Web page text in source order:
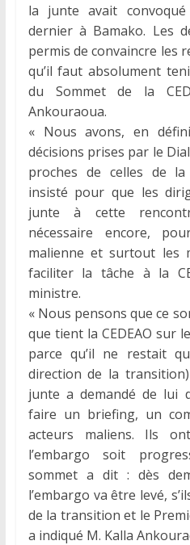
la junte avait
dernier à Bamako. Les
permis de convaincre les
qu’il faut absolument
du Sommet de la
Ankouraoua.
« Nous avons, en
décisions prises par le
proches de celles de la
insisté pour que les
junte à cette
nécessaire encore,
malienne et surtout les
faciliter la tâche à la
ministre.
« Nous pensons que ce
que tient la CEDEAO sur
parce qu’il ne restait
direction de la
junte a demandé de lui
faire un briefing, un
acteurs maliens. Ils
l’embargo soit
sommet a dit : dès
l’embargo va être levé,
de la transition et le
a indiqué M. Kalla